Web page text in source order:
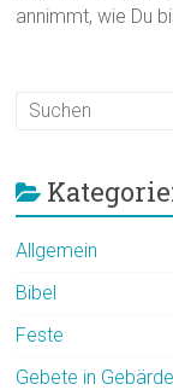
annimmt, wie Du
Allgemein
Bibel
Feste
Gebete in